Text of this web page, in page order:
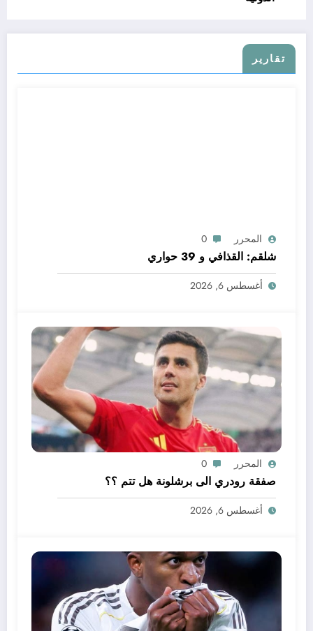
تقارير
المحرر 0
شلقم: القذافي و 39 حواري
أغسطس 6, 2026
المحرر 0
صفقة رودري الى برشلونة هل تتم ؟؟
أغسطس 6, 2026